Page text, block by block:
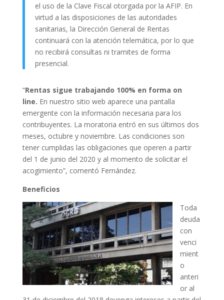
el uso de la Clave Fiscal otorgada por la AFIP. En
virtud a las disposiciones de las autoridades
sanitarias, la Dirección General de Rentas
continuará con la atención telemática, por lo que
no recibirá consultas ni tramites de forma
presencial.
“Rentas sigue trabajando 100% en forma on
line. En nuestro sitio web aparece una pantalla
emergente con la información necesaria para los
contribuyentes. La moratoria entró en sus últimos dos
meses, octubre y noviembre. Las condiciones son
tener cumplidas las obligaciones que operen a partir
del 1 de junio del 2020 y al momento de solicitar el
acogimiento”, comentó Fernández.
Beneficios
Toda
deuda
con
venci
mient
o
anteri
or al